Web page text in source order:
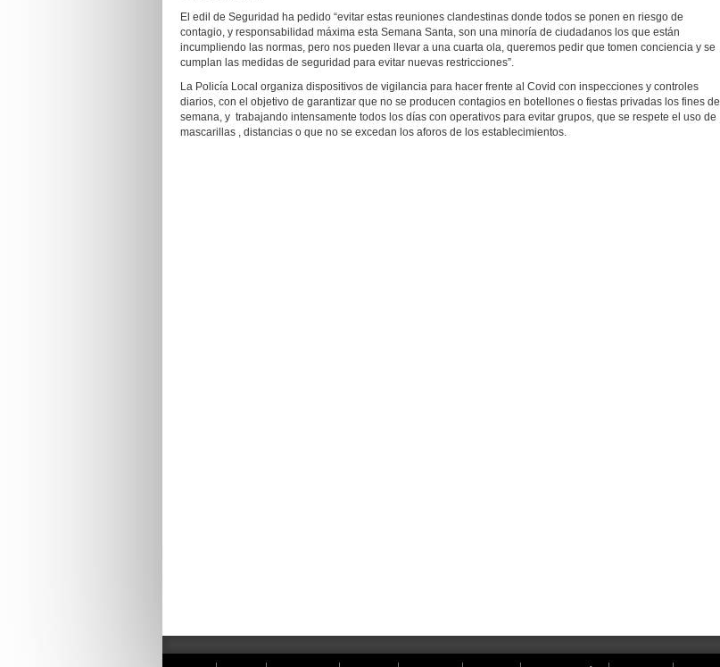
El edil de Seguridad ha pedido “evitar estas reuniones clandestinas donde todos se ponen en riesgo de
contagio, y responsabilidad máxima esta Semana Santa, son una minoría de ciudadanos los que están
incumpliendo las normas, pero nos pueden llevar a una cuarta ola, queremos pedir que tomen conciencia y se
cumplan las medidas de seguridad para evitar nuevas restricciones”.
La Policía Local organiza dispositivos de vigilancia para hacer frente al Covid con inspecciones y controles
diarios, con el objetivo de garantizar que no se producen contagios en botellones o fiestas privadas los fines de
semana, y trabajando intensamente todos los días con operativos para evitar grupos, que se respete el uso de
mascarillas , distancias o que no se excedan los aforos de los establecimientos.